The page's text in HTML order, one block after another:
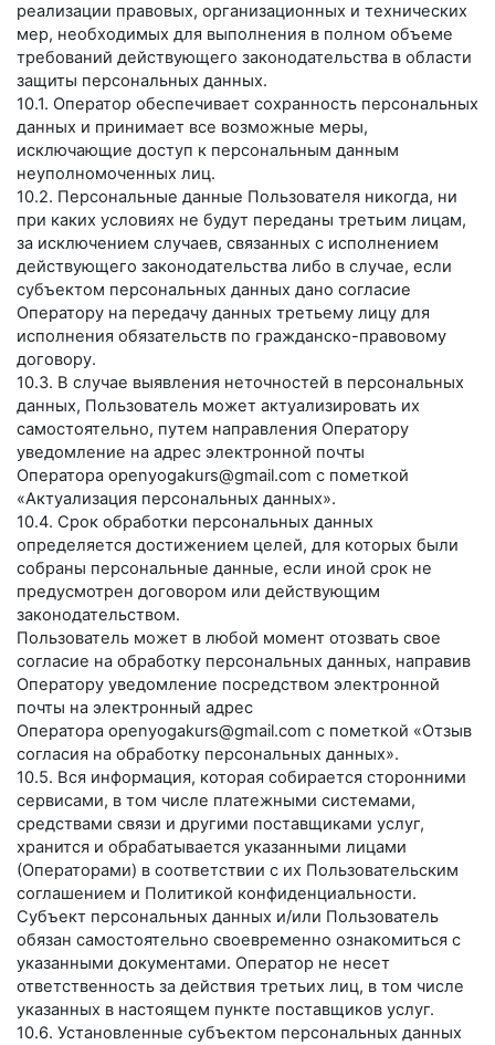
реализации правовых, организационных и технических
мер, необходимых для выполнения в полном объеме
требований действующего законодательства в области
защиты персональных данных.
10.1. Оператор обеспечивает сохранность персональных
данных и принимает все возможные меры,
исключающие доступ к персональным данным
неуполномоченных лиц.
10.2. Персональные данные Пользователя никогда, ни
при каких условиях не будут переданы третьим лицам,
за исключением случаев, связанных с исполнением
действующего законодательства либо в случае, если
субъектом персональных данных дано согласие
Оператору на передачу данных третьему лицу для
исполнения обязательств по гражданско-правовому
договору.
10.3. В случае выявления неточностей в персональных
данных, Пользователь может актуализировать их
самостоятельно, путем направления Оператору
уведомление на адрес электронной почты
Оператора openyogakurs@gmail.com с пометкой
«Актуализация персональных данных».
10.4. Срок обработки персональных данных
определяется достижением целей, для которых были
собраны персональные данные, если иной срок не
предусмотрен договором или действующим
законодательством.
Пользователь может в любой момент отозвать свое
согласие на обработку персональных данных, направив
Оператору уведомление посредством электронной
почты на электронный адрес
Оператора openyogakurs@gmail.com с пометкой «Отзыв
согласия на обработку персональных данных».
10.5. Вся информация, которая собирается сторонними
сервисами, в том числе платежными системами,
средствами связи и другими поставщиками услуг,
хранится и обрабатывается указанными лицами
(Операторами) в соответствии с их Пользовательским
соглашением и Политикой конфиденциальности.
Субъект персональных данных и/или Пользователь
обязан самостоятельно своевременно ознакомиться с
указанными документами. Оператор не несет
ответственность за действия третьих лиц, в том числе
указанных в настоящем пункте поставщиков услуг.
10.6. Установленные субъектом персональных данных